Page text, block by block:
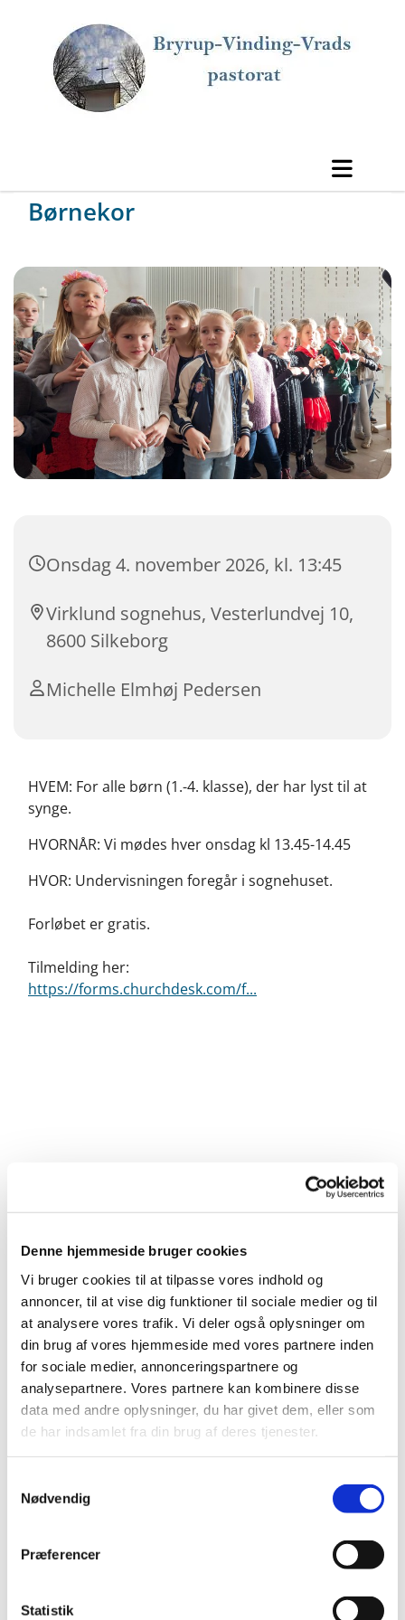
Denne hjemmeside bruger cookies
Vi bruger cookies til at tilpasse vores indhold og
annoncer, til at vise dig funktioner til sociale medier og til
at analysere vores trafik. Vi deler også oplysninger om
din brug af vores hjemmeside med vores partnere inden
for sociale medier, annonceringspartnere og
analysepartnere. Vores partnere kan kombinere disse
data med andre oplysninger, du har givet dem, eller som
de har indsamlet fra din brug af deres tjenester.
Nødvendig
Præferencer
Statistik
Børnekor
Onsdag 4. november 2026, kl. 13:45
Virklund sognehus, Vesterlundvej 10,
8600 Silkeborg
Michelle Elmhøj Pedersen
HVEM: For alle børn (1.-4. klasse), der har lyst til at
synge.
HVORNÅR: Vi mødes hver onsdag kl 13.45-14.45
HVOR: Undervisningen foregår i sognehuset.
Forløbet er gratis.
Tilmelding her:
https://forms.churchdesk.com/f...
Du vil måske også kunne
lide...